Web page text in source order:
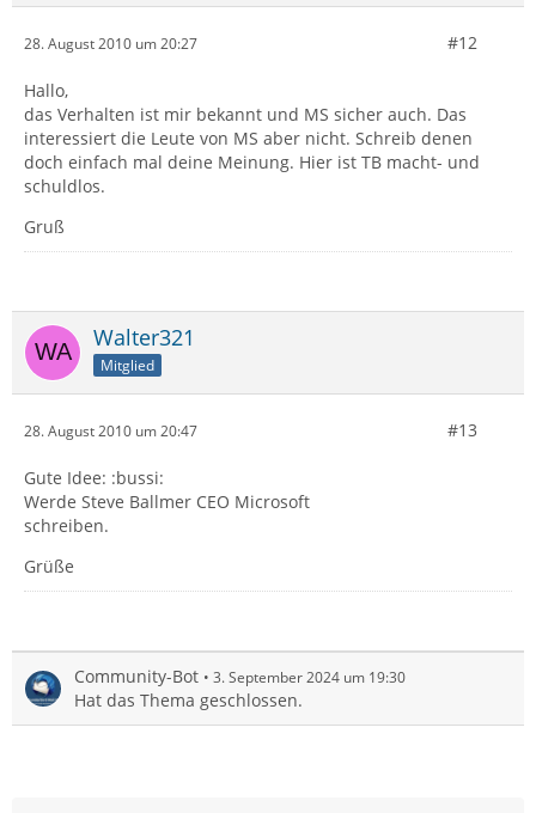
28. August 2010 um 20:27 #12
Hallo,
das Verhalten ist mir bekannt und MS sicher auch. Das
interessiert die Leute von MS aber nicht. Schreib denen
doch einfach mal deine Meinung. Hier ist TB macht- und
schuldlos.
Gruß
Walter321
Mitglied
28. August 2010 um 20:47 #13
Gute Idee: :bussi:
Werde Steve Ballmer CEO Microsoft
schreiben.
Grüße
Community-Bot 3. September 2024 um 19:30
Hat das Thema geschlossen.